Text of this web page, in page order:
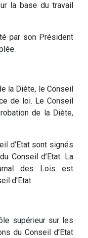
la base du travail
par son Président
la Diète, le Conseil
de loi. Le Conseil
de la Diète,
d’Etat sont signés
Conseil d’Etat. La
des Lois est
d’Etat.
supérieur sur les
du Conseil d’Etat